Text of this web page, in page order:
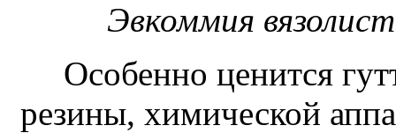
Эвкоммия
Особенно ценится
резины, химической